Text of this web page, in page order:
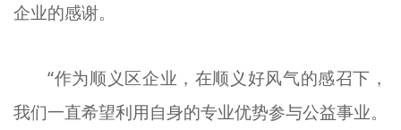
企业的感谢。
“作为顺义区企业，在顺义好风气的感召下，
我们一直希望利用自身的专业优势参与公益事业。